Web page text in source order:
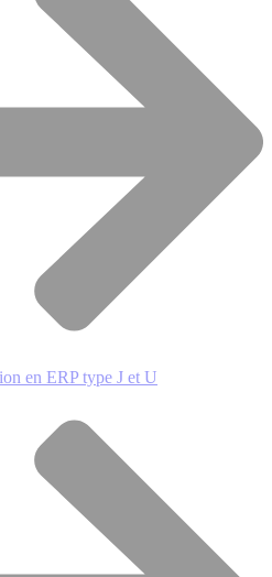
en ERP type J et U